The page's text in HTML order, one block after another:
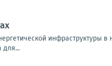
инфраструктуры в
для...